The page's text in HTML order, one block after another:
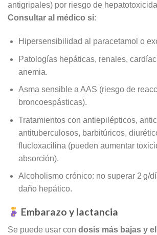
antigripales) por riesgo de
Consultar al médico si:
Hipersensibilidad al paracetamol o
Patologías hepáticas, renales,
anemia.
Asma sensible a AAS (riesgo de
broncoespásticas).
Tratamientos con antiepilépticos,
antituberculosos, barbitúricos,
flucloxacilina (pueden aumentar
absorción).
Alcoholismo crónico: no superar 2 g/
daño hepático.
Embarazo y lactancia
Se puede usar con dosis más bajas y